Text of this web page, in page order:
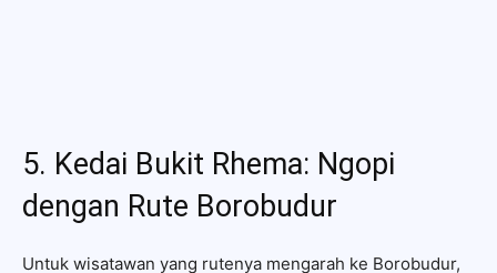
5. Kedai Bukit Rhema: Ngopi
dengan Rute Borobudur
Untuk wisatawan yang rutenya mengarah ke Borobudur,